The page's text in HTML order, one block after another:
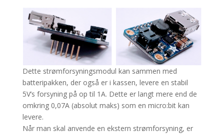
Dette strømforsyningsmodul kan sammen med
batteripakken, der også er i kassen, levere en stabil
5V’s forsyning på op til 1A. Dette er langt mere end de
omkring 0,07A (absolut maks) som en micro:bit kan
levere.
Når man skal anvende en ekstern strømforsyning, er